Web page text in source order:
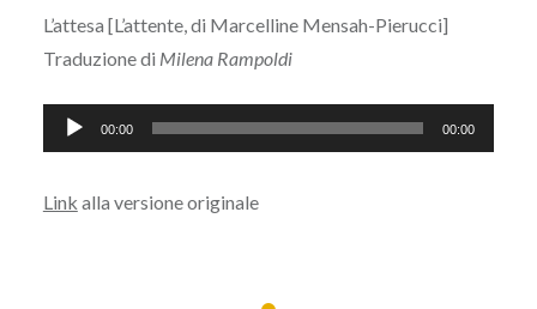
L’attesa [L’attente, di Marcelline Mensah-Pierucci]
Traduzione di Milena Rampoldi
Audio
Player
00:00 00:00
Link alla versione originale